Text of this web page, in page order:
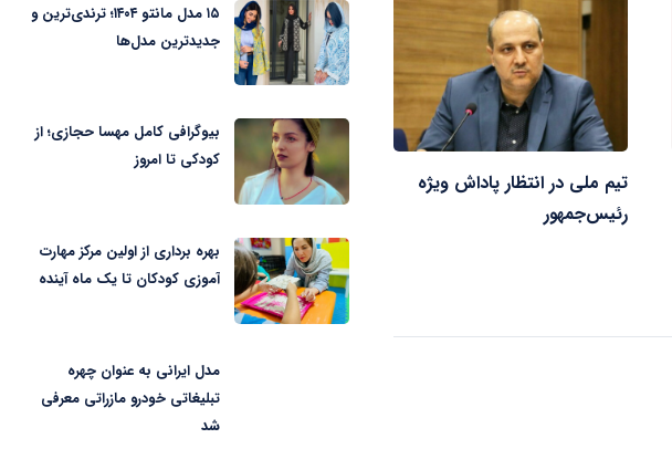
تیم ملی در انتظار پاداش ویژه
رئیس‌جمهور
۱۵ مدل مانتو ۱۴۰۴؛ ترندی‌ترین و
جدیدترین مدل‌ها
بیوگرافی کامل مهسا حجازی؛ از
کودکی تا امروز
بهره برداری از اولین مرکز مهارت
آموزی کودکان تا یک ماه آینده
مدل ایرانی به عنوان چهره
تبلیغاتی خودرو مازراتی معرفی
شد